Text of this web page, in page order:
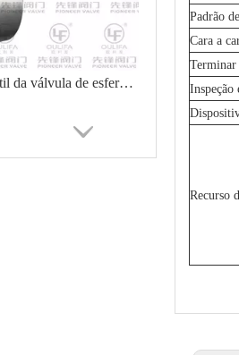
Longa vida útil da válvula de esfera tipo wafer forjado
Padrão
Cara a
Terminar
Inspeção
Recurso